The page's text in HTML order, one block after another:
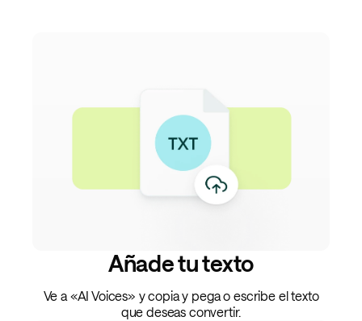
Añade tu texto
Ve a «AI Voices» y copia y pega o escribe el texto
que deseas convertir.